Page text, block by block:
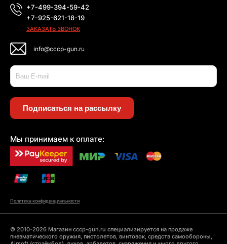
+7-499-394-59-42
+7-925-621-18-19
ЗАКАЗАТЬ ЗВОНОК
info@cccp-gun.ru
Подписаться на рассылку
Мы принимаем к оплате:
Политика конфиденциальности
© 2010-2026 Магазин cccp-gun.ru специализируется на продаже
пневматического оружия, пистолетов, винтовок, средств самообороны,